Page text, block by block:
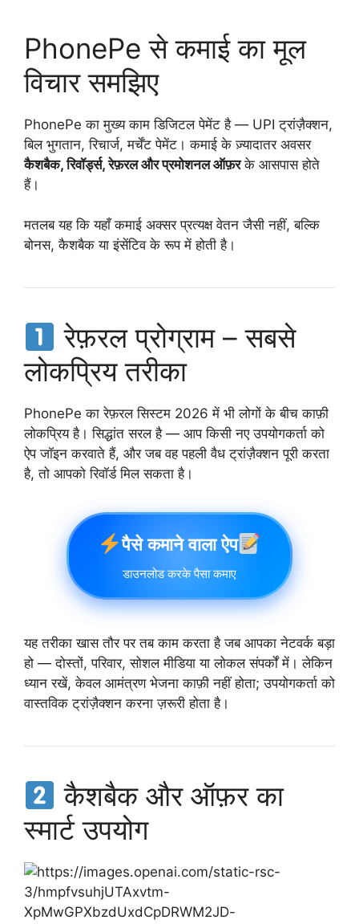
PhonePe से कमाई का मूल
विचार समझिए
PhonePe का मुख्य काम डिजिटल पेमेंट है — UPI ट्रांज़ैक्शन,
बिल भुगतान, रिचार्ज, मर्चेंट पेमेंट। कमाई के ज़्यादातर अवसर
कैशबैक, रिवॉर्ड्स, रेफ़रल और प्रमोशनल ऑफ़रके आसपास होते
हैं।
मतलब यह कि यहाँ कमाई अक्सर प्रत्यक्ष वेतन जैसी नहीं, बल्कि
बोनस, कैशबैक या इंसेंटिव के रूप में होती है।
रेफ़रल प्रोग्राम – सबसे
लोकप्रिय तरीका
PhonePe का रेफ़रल सिस्टम 2026 में भी लोगों के बीच काफ़ी
लोकप्रिय है। सिद्धांत सरल है — आप किसी नए उपयोगकर्ता को
ऐप जॉइन करवाते हैं, और जब वह पहली वैध ट्रांज़ैक्शन पूरी करता
है, तो आपको रिवॉर्ड मिल सकता है।
पैसे कमाने वाला ऐप
डाउनलोड करके पैसा कमाए
यह तरीका खास तौर पर तब काम करता है जब आपका नेटवर्क बड़ा
हो — दोस्तों, परिवार, सोशल मीडिया या लोकल संपर्कों में। लेकिन
ध्यान रखें, केवल आमंत्रण भेजना काफ़ी नहीं होता; उपयोगकर्ता को
वास्तविक ट्रांज़ैक्शन करना ज़रूरी होता है।
कैशबैक और ऑफ़र का
स्मार्ट उपयोग